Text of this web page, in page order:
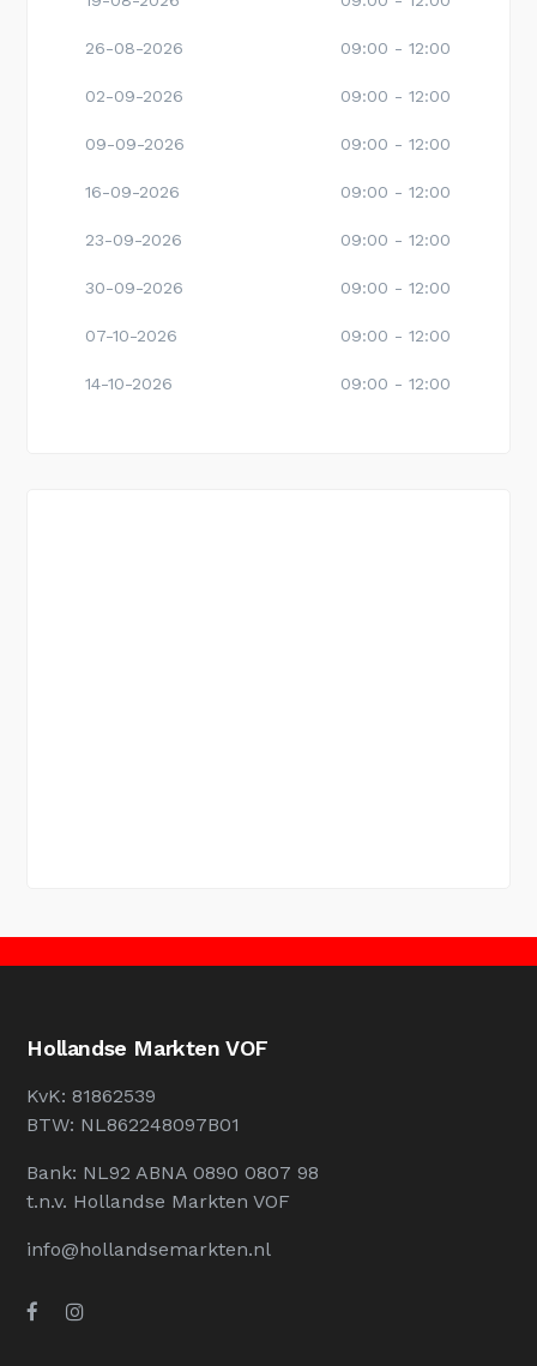
26-08-2026 09:00 - 12:00
02-09-2026 09:00 - 12:00
09-09-2026 09:00 - 12:00
16-09-2026 09:00 - 12:00
23-09-2026 09:00 - 12:00
30-09-2026 09:00 - 12:00
07-10-2026 09:00 - 12:00
14-10-2026 09:00 - 12:00
Hollandse Markten VOF
KvK: 81862539
BTW: NL862248097B01
Bank: NL92 ABNA 0890 0807 98
t.n.v. Hollandse Markten VOF
info@hollandsemarkten.nl